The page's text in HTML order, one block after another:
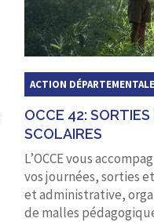
ACTION DÉPARTEMENTALE
OCCE 42: SORTIES
SCOLAIRES
L’OCCE vous
vos journées, sorties
et administrative,
de malles